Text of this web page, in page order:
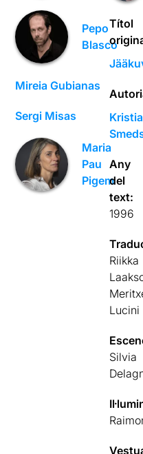
Pepo
Blasco
Mireia Gubianas
Sergi Misas
Maria
Pau
Pigem
Títol
Any
del
text:
1996
Riikka
Lucini
Silvia